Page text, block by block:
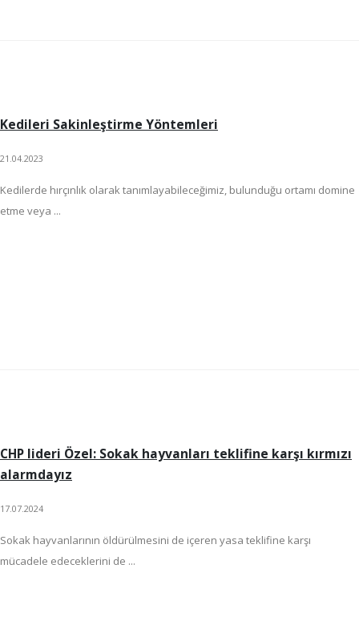
Kedileri Sakinleştirme Yöntemleri
21.04.2023
Kedilerde hırçınlık olarak tanımlayabileceğimiz, bulunduğu ortamı domine
etme veya ...
CHP lideri Özel: Sokak hayvanları teklifine karşı kırmızı
alarmdayız
17.07.2024
Sokak hayvanlarının öldürülmesini de içeren yasa teklifine karşı
mücadele edeceklerini de ...